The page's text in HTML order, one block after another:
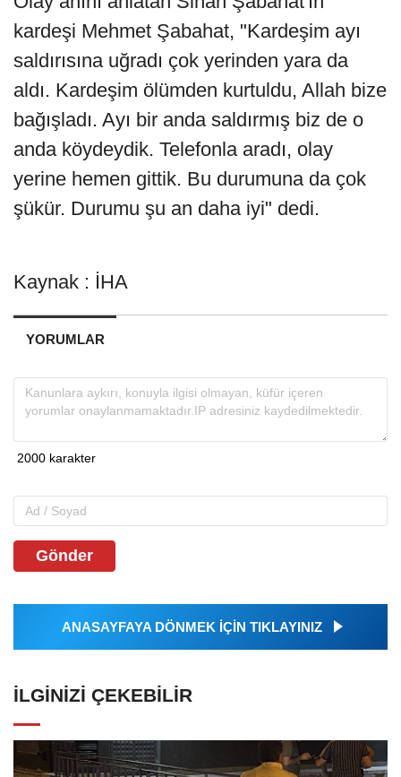
kardeşi Mehmet Şabahat, "Kardeşim ayı
saldırısına uğradı çok yerinden yara da
aldı. Kardeşim ölümden kurtuldu, Allah bize
bağışladı. Ayı bir anda saldırmış biz de o
anda köydeydik. Telefonla aradı, olay
yerine hemen gittik. Bu durumuna da çok
şükür. Durumu şu an daha iyi" dedi.
Kaynak : İHA
YORUMLAR
Gönder
ANASAYFAYA DÖNMEK İÇİN TIKLAYINIZ
İLGINIZI ÇEKEBILIR